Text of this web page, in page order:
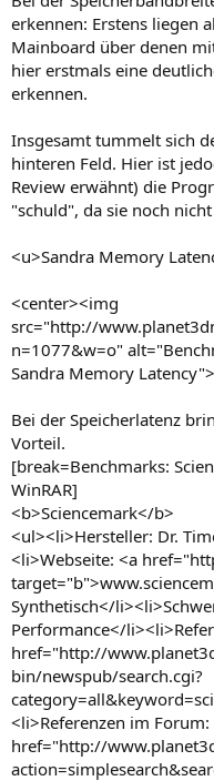
erkennen: Erstens liegen
Mainboard über denen
hier erstmals eine
erkennen.
Insgesamt tummelt sich
hinteren Feld. Hier ist
Review erwähnt) die
"schuld", da sie noch
<u>Sandra Memory
<center><img
src="http://
n=1077&w=o"
Sandra Memory
Bei der Speicherlatenz
Vorteil.
[break=Benchmarks:
WinRAR]
<b>Sciencemark</b>
<ul><li>Hersteller: Dr.
<li>Webseite: <a
Synthetisch</
Performance</
href="http://
bin/newspub/search.cgi?
<li>Referenzen im Forum:
href="http://